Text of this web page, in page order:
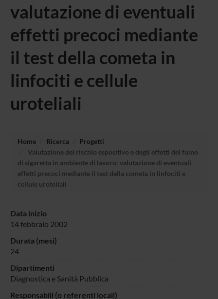
valutazione di eventuali
effetti precoci mediante
il test della cometa in
linfociti e cellule
uroteliali
Home Ricerca
Progetti
Valutazione del rischio espositivo e degli effetti del fumo
di sigaretta in ambiente di lavoro: valutazione di eventuali
effetti precoci mediante il test della cometa in linfociti e
cellule uroteliali
Data inizio
14 febbraio 2002
Durata (mesi)
24
Dipartimenti
Diagnostica e Sanità Pubblica
Responsabili (o referenti locali)